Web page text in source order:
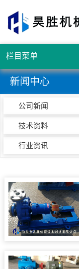
栏目菜单
新闻中心
公司新闻
技术资料
行业资讯